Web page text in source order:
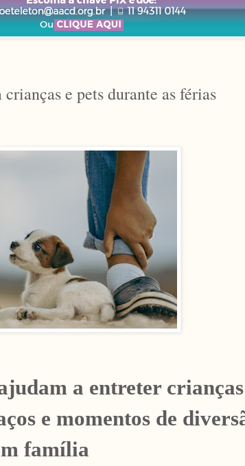
e pets durante as férias
a entreter
e momentos de
família